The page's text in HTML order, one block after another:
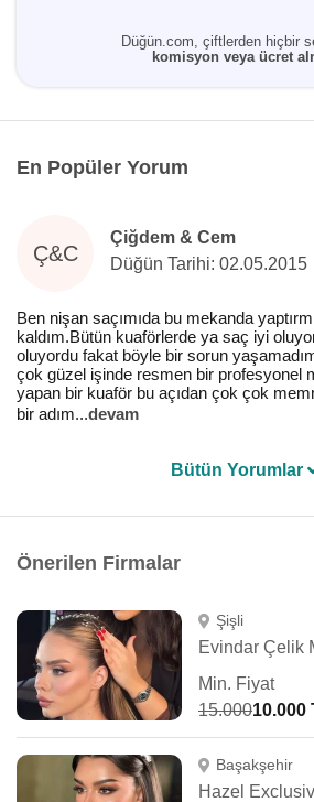
Düğün.com, çiftlerden hiçbir
komisyon veya ücret
En Popüler Yorum
Ç&C
Çiğdem & Cem
Düğün Tarihi: 02.05.2015
Ben nişan saçımıda bu mekanda
kaldım.Bütün kuaförlerde ya saç iyi
oluyordu fakat böyle bir sorun
çok güzel işinde resmen bir profesyonel
yapan bir kuaför bu açıdan çok çok
bir adım...devam
Bütün Yorumlar
Önerilen Firmalar
Şişli
Evindar Çelik
Min. Fiyat
15.00010.000
Başakşehir